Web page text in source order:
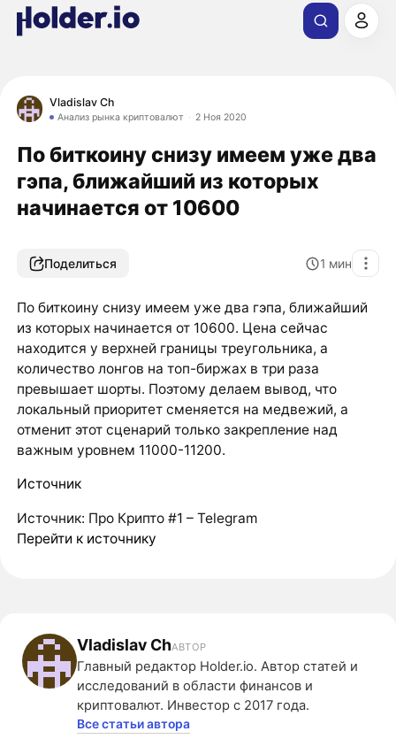
Vladislav Ch
Анализ рынка криптовалют 2 Ноя 2020
​​По биткоину снизу имеем уже два
гэпа, ближайший из которых
начинается от 10600
Поделиться 1 мин
​​По биткоину снизу имеем уже два гэпа, ближайший
из которых начинается от 10600. Цена сейчас
находится у верхней границы треугольника, а
количество лонгов на топ-биржах в три раза
превышает шорты. Поэтому делаем вывод, что
локальный приоритет сменяется на медвежий, а
отменит этот сценарий только закрепление над
важным уровнем 11000-11200.
Источник
Источник: Про Крипто #1 – Telegram
Перейти к источнику
Vladislav ChАВТОР
Главный редактор Holder.io. Автор статей и
исследований в области финансов и
криптовалют. Инвестор с 2017 года.
Все статьи автора